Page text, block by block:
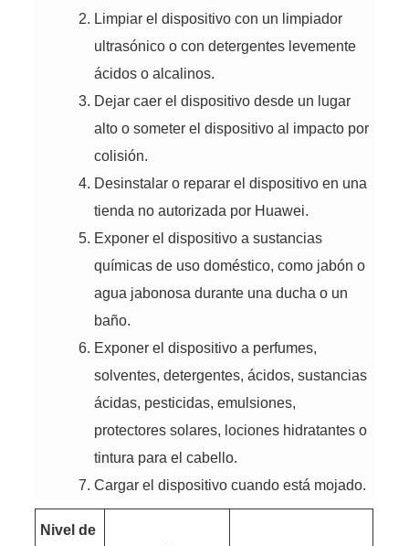
Limpiar el dispositivo con un limpiador
ultrasónico o con detergentes levemente
ácidos o alcalinos.
Dejar caer el dispositivo desde un lugar
alto o someter el dispositivo al impacto por
colisión.
Desinstalar o reparar el dispositivo en una
tienda no autorizada por Huawei.
Exponer el dispositivo a sustancias
químicas de uso doméstico, como jabón o
agua jabonosa durante una ducha o un
baño.
Exponer el dispositivo a perfumes,
solventes, detergentes, ácidos, sustancias
ácidas, pesticidas, emulsiones,
protectores solares, lociones hidratantes o
tintura para el cabello.
Cargar el dispositivo cuando está mojado.
Nivel de